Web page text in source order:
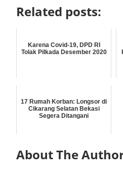
Related posts:
Karena Covid-19, DPD RI
Tolak Pilkada Desember 2020
17 Rumah Korban: Longsor di
Cikarang Selatan Bekasi
Segera Ditangani
About The